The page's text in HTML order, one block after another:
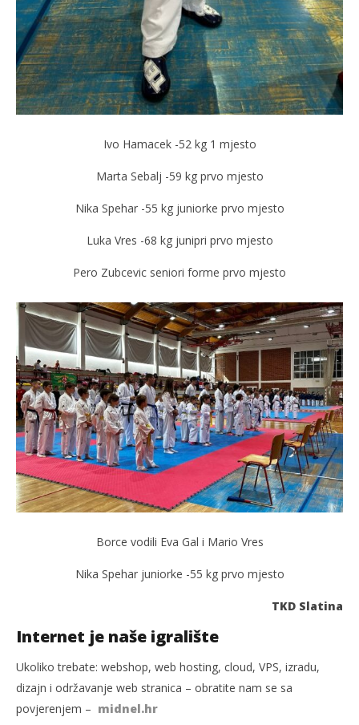
Ivo Hamacek -52 kg 1 mjesto
Marta Sebalj -59 kg prvo mjesto
Nika Spehar -55 kg juniorke prvo mjesto
Luka Vres -68 kg junipri prvo mjesto
Pero Zubcevic seniori forme prvo mjesto
Borce vodili Eva Gal i Mario Vres
Nika Spehar juniorke -55 kg prvo mjesto
TKD Slatina
Internet je naše igralište
Ukoliko trebate: webshop, web hosting, cloud, VPS, izradu,
dizajn i održavanje web stranica – obratite nam se sa
povjerenjem – midnel.hr